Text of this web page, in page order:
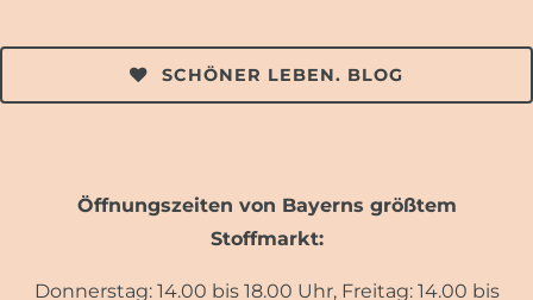
SCHÖNER LEBEN. BLOG
Öffnungszeiten von Bayerns größtem
Stoffmarkt:
Donnerstag: 14.00 bis 18.00 Uhr, Freitag: 14.00 bis